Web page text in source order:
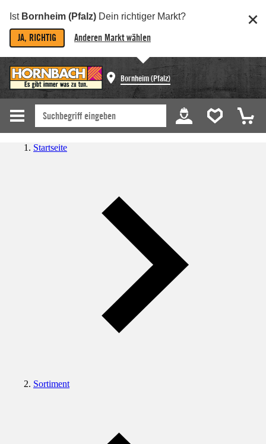
Ist Bornheim (Pfalz) Dein richtiger Markt?
JA, RICHTIG Anderen Markt wählen
Bornheim (Pfalz)
Startseite
Sortiment